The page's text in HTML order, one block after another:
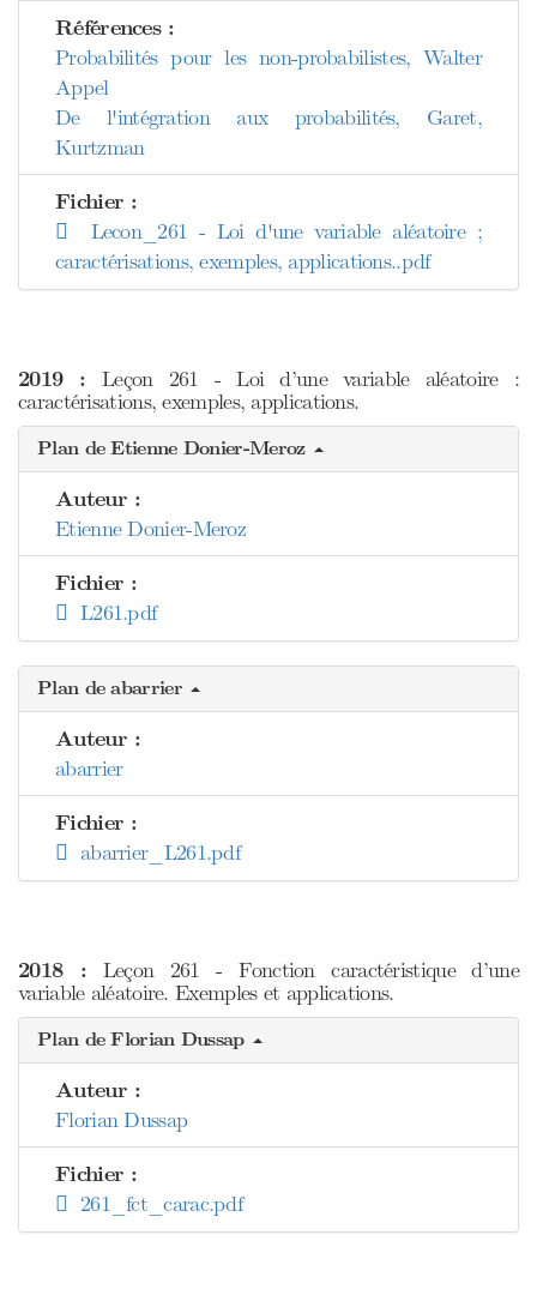
Références :
Probabilités pour les non-probabilistes, Walter
Appel
De l'intégration aux probabilités, Garet,
Kurtzman
Fichier :
Lecon_261 - Loi d'une variable aléatoire ;
caractérisations, exemples, applications..pdf
2019 : Leçon 261 - Loi d’une variable aléatoire :
caractérisations, exemples, applications.
Plan de Etienne Donier-Meroz
Auteur :
Etienne Donier-Meroz
Fichier :
L261.pdf
Plan de abarrier
Auteur :
abarrier
Fichier :
abarrier_L261.pdf
2018 : Leçon 261 - Fonction caractéristique d’une
variable aléatoire. Exemples et applications.
Plan de Florian Dussap
Auteur :
Florian Dussap
Fichier :
261_fct_carac.pdf